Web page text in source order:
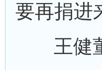
要再捐进
王健